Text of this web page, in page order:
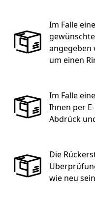
Im Falle
angegeben
um einen
Im Falle
Ihnen per
Abdrück
Die
wie neu